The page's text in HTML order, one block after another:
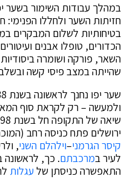
במהלך עבודות השימור בשער
חזיתות השער ולחללו הפנימי:
בטיחותיות לשלום המבקרים
הכדורים, טופלו אבנים
השאר, פורקה ושומרה
שהייתה במצב פיסי קשה
ירושלים פתח כניסה רחב
קיסר הגרמני–וילהלם השני,
לעיר במרכבתם. כך, לראשונה
התאפשרה כניסתן של עגלות